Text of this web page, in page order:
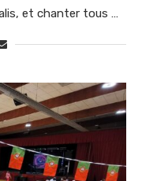
et chanter tous …